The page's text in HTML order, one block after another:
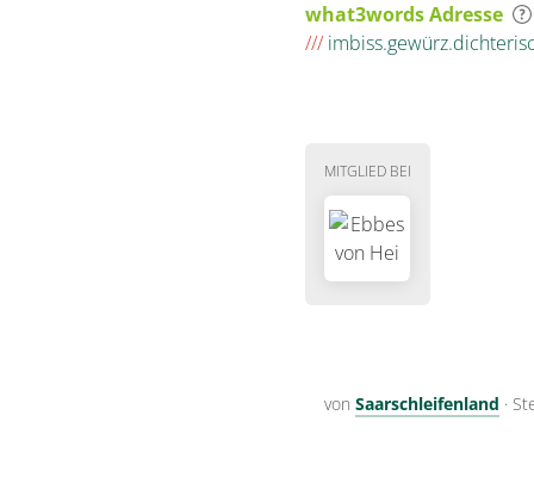
what3words Adresse
///
MITGLIED BEI
von Saarschleifenland ·